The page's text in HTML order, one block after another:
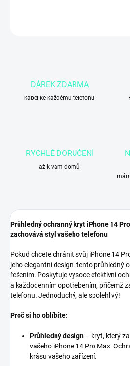
DÁREK ZDARMA
kabel ke každému telefonu
RYCHLÉ DORUČENÍ
až k vám domů
Průhledný ochranný kryt iPhone 14
zachovává styl vašeho telefonu
Pokud chcete chránit svůj iPhone 14
jeho elegantní design, tento průhledný
řešením. Poskytuje vysoce efektivní
a každodenním opotřebením, přičemž
telefonu. Jednoduchý, ale spolehlivý!
Proč si ho oblíbíte:
Průhledný design – kryt, který
vašeho iPhone 14 Pro Max.
krásu vašeho zařízení.